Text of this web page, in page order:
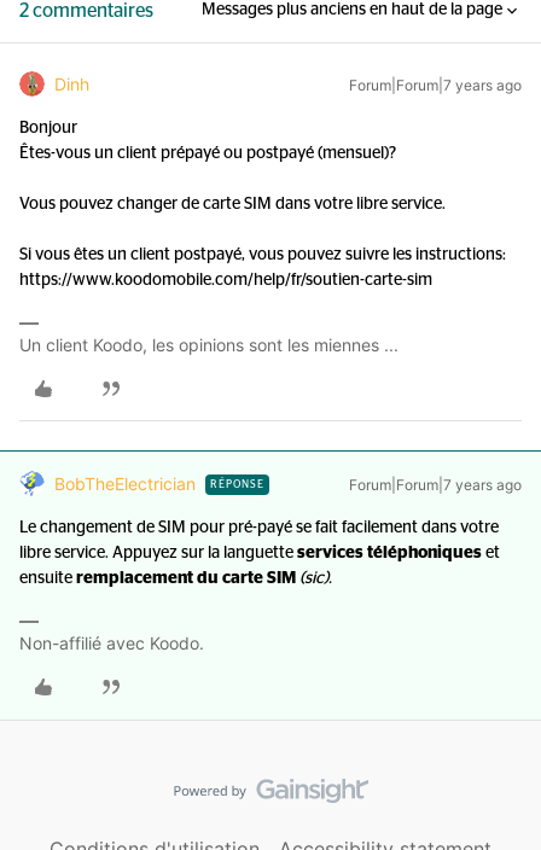
2 commentaires Messages plus anciens en haut de la page
Dinh Forum|Forum|7 years ago
Bonjour
Êtes-vous un client prépayé ou postpayé (mensuel)?
Vous pouvez changer de carte SIM dans votre libre service.
Si vous êtes un client postpayé, vous pouvez suivre les instructions:
https://www.koodomobile.com/help/fr/soutien-carte-sim
Un client Koodo, les opinions sont les miennes ...
BobTheElectrician RÉPONSE Forum|Forum|7 years ago
Le changement de SIM pour pré-payé se fait facilement dans votre
libre service. Appuyez sur la languette services téléphoniques et
ensuite remplacement du carte SIM (sic).
Non-affilié avec Koodo.